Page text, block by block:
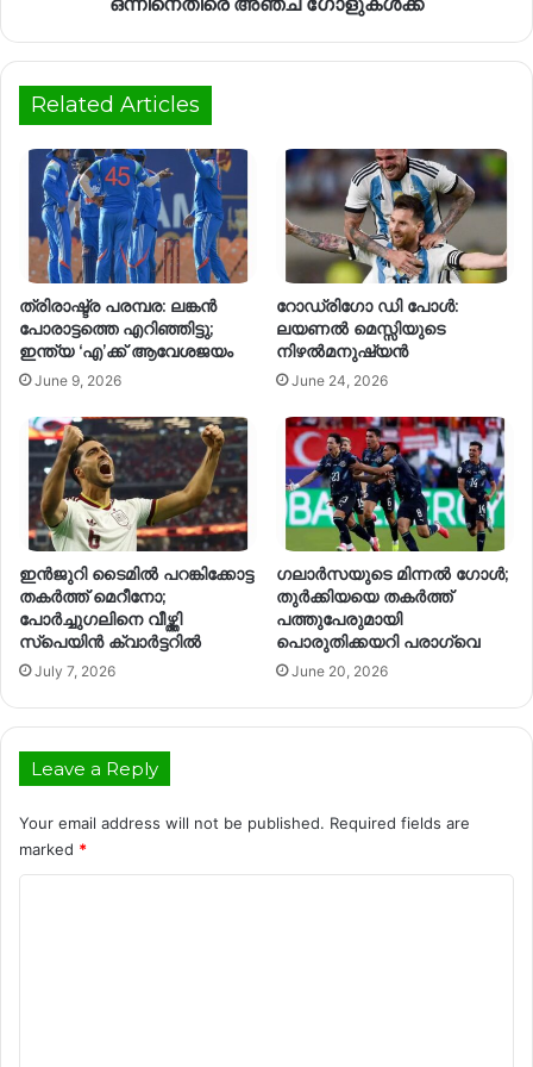
Related Articles
ത്രിരാഷ്ട്ര പരമ്പര: ലങ്കൻ
പോരാട്ടത്തെ എറിഞ്ഞിട്ടു;
ഇന്ത്യ ‘എ’ക്ക് ആവേശജയം
June 9, 2026
റോഡ്രിഗോ ഡി പോൾ:
ലയണൽ മെസ്സിയുടെ
നിഴൽമനുഷ്യൻ
June 24, 2026
ഇൻജുറി ടൈമിൽ പറങ്കിക്കോട്ട
തകർത്ത് മെറീനോ;
പോർച്ചുഗലിനെ വീഴ്ത്തി
സ്പെയിൻ ക്വാർട്ടറിൽ
July 7, 2026
ഗലാർസയുടെ മിന്നൽ ഗോൾ;
തുർക്കിയയെ തകർത്ത്
പത്തുപേരുമായി
പൊരുതിക്കയറി പരാഗ്വെ
June 20, 2026
Leave a Reply
Your email address will not be published. Required fields are
marked *